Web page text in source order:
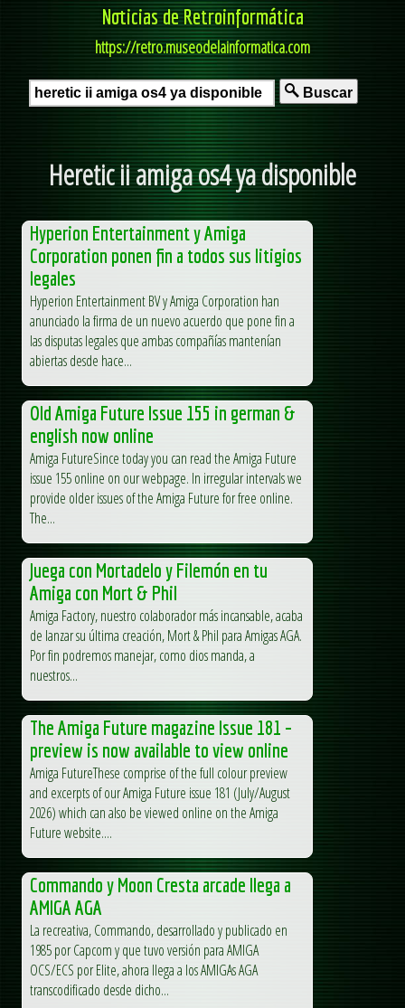
Noticias de Retroinformática
https://retro.museodelainformatica.com
Buscar
Heretic ii amiga os4 ya disponible
Hyperion Entertainment y Amiga
Corporation ponen fin a todos sus litigios
legales
Hyperion Entertainment BV y Amiga Corporation han
anunciado la firma de un nuevo acuerdo que pone fin a
las disputas legales que ambas compañías mantenían
abiertas desde hace...
Old Amiga Future Issue 155 in german &
english now online
Amiga FutureSince today you can read the Amiga Future
issue 155 online on our webpage. In irregular intervals we
provide older issues of the Amiga Future for free online.
The...
Juega con Mortadelo y Filemón en tu
Amiga con Mort & Phil
Amiga Factory, nuestro colaborador más incansable, acaba
de lanzar su última creación, Mort & Phil para Amigas AGA.
Por fin podremos manejar, como dios manda, a
nuestros...
The Amiga Future magazine Issue 181 –
preview is now available to view online
Amiga FutureThese comprise of the full colour preview
and excerpts of our Amiga Future issue 181 (July/August
2026) which can also be viewed online on the Amiga
Future website....
Commando y Moon Cresta arcade llega a
AMIGA AGA
La recreativa, Commando, desarrollado y publicado en
1985 por Capcom y que tuvo versión para AMIGA
OCS/ECS por Elite, ahora llega a los AMIGAs AGA
transcodificado desde dicho...